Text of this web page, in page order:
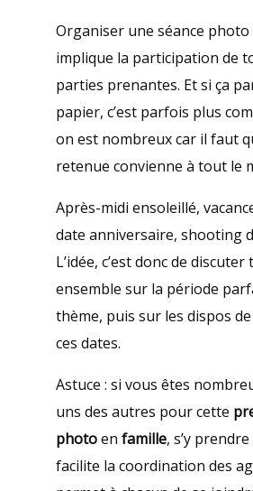
Organiser une séance
implique la participation de
parties prenantes. Et si ça
papier, c’est parfois plus
on est nombreux car il faut
retenue convienne à tout le
Après-midi ensoleillé,
date anniversaire, shooting
L’idée, c’est donc de discuter
ensemble sur la période
thème, puis sur les dispos
ces dates.
Astuce : si vous êtes
uns des autres pour cette
photoen famille, s’y prendre
facilite la coordination des